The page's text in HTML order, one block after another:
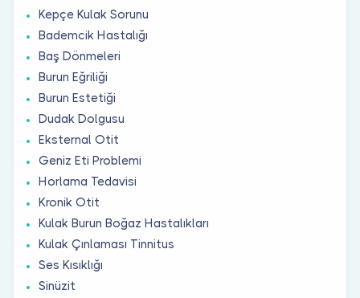
Kepçe Kulak Sorunu
Bademcik Hastalığı
Baş Dönmeleri
Burun Eğriliği
Burun Estetiği
Dudak Dolgusu
Eksternal Otit
Geniz Eti Problemi
Horlama Tedavisi
Kronik Otit
Kulak Burun Boğaz Hastalıkları
Kulak Çınlaması Tinnitus
Ses Kısıklığı
Sinüzit